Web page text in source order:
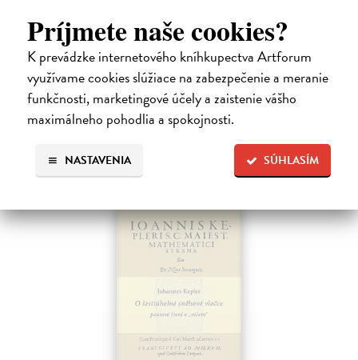
Príjmete naše cookies?
K prevádzke internetového kníhkupectva Artforum
využívame cookies slúžiace na zabezpečenie a meranie
funkčnosti, marketingové účely a zaistenie vášho
maximálneho pohodlia a spokojnosti.
SÚHLASÍM
NASTAVENIA
Ďalšie z kategórie fyzika,
astronómia